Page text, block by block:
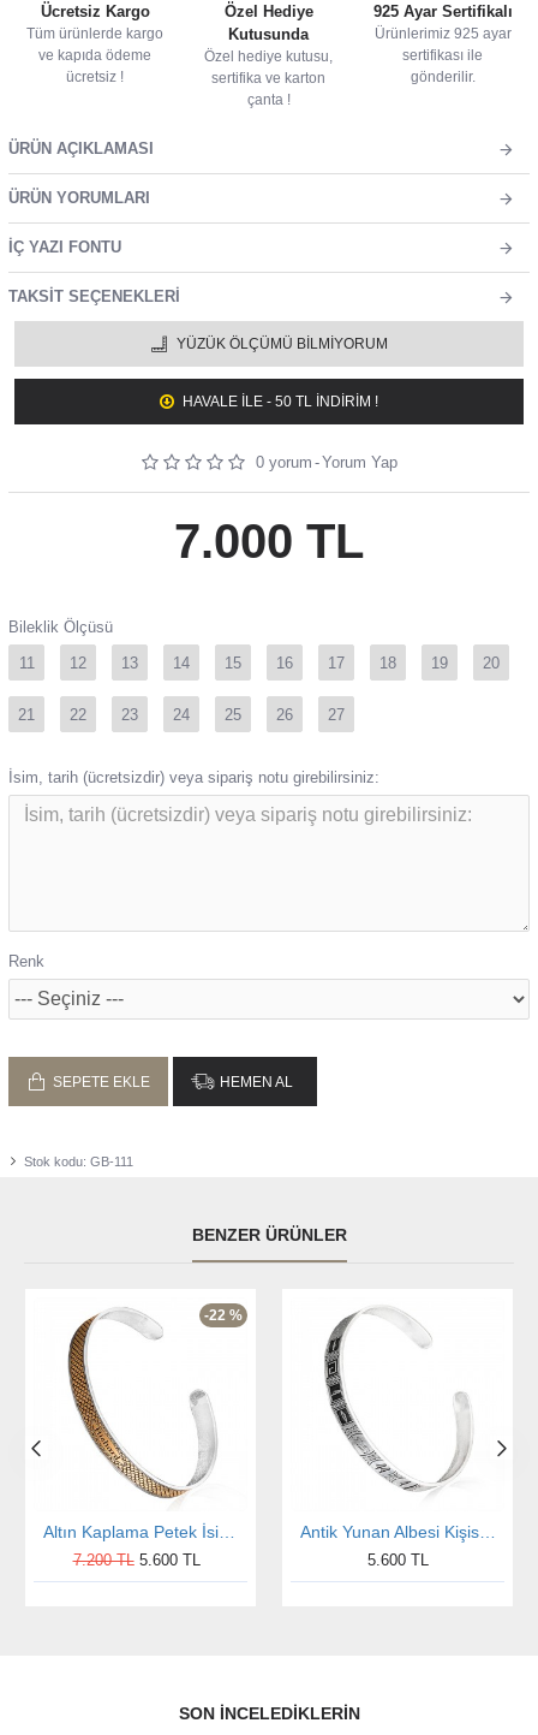
Ücretsiz Kargo
Tüm ürünlerde kargo
ve kapıda ödeme
ücretsiz !
Özel Hediye
Kutusunda
Özel hediye kutusu,
sertifika ve karton
çanta !
925 Ayar Sertifikalı
Ürünlerimiz 925 ayar
sertifikası ile
gönderilir.
ÜRÜN AÇIKLAMASI
ÜRÜN YORUMLARI
İÇ YAZI FONTU
TAKSIT SEÇENEKLERI
YÜZÜK ÖLÇÜMÜ BILMIYORUM
HAVALE ILE - 50 TL İNDİRİM !
Stok kodu: GB-111
0 yorum -Yorum Yap
7.000 TL
Bileklik Ölçüsü
11
12 13 14 15 16 17 18 19 20
21 22 23 24 25 26 27
İsim, tarih (ücretsizdir) veya sipariş notu girebilirsiniz:
Renk
SEPETE EKLE HEMEN AL
BENZER ÜRÜNLER
-22 %
7.200 TL 5.600 TL 5.600 TL
SON İNCELEDIKLERIN